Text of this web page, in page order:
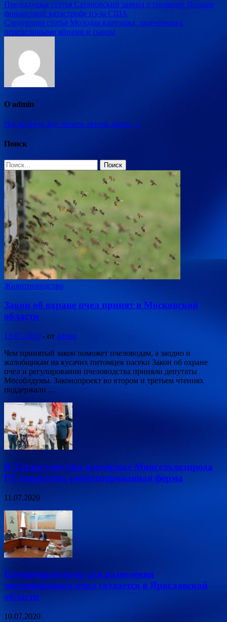
Навигация
по
записям
Предыдущая статья Сатановский заявил о грозящей Польше
финансовой катастрофе из-за США
Следующая статья Молодая картошка, запечённая с
перепелиными яйцами и сыром
О admin
Посмотреть все записи автора admin →
Поиск
Найти:
Животноводство
Закон об охране пчел принят в Московской
области
13.07.2020 - от admin
Чем принятый закон поможет пчеловодам, а заодно и
жалобщикам на кусачих питомцев пасеки Закон об охране
пчел и регулировании пчеловодства приняли депутаты
Мособлдумы. Законопроект во втором и третьем чтениях
поддержали …
В Татарстане при поддержке Минсельхозпрода
РТ открылась роботизированная ферма
11.07.2020
Племрепродуктор для разведения
чистопородных пчел создается в Ярославской
области
10.07.2020